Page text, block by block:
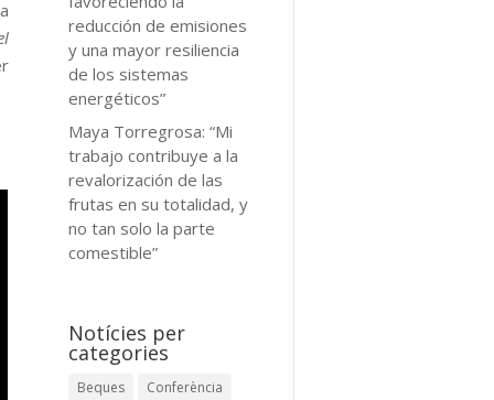
reducción de emisiones
y una mayor resiliencia
de los sistemas
energéticos”
Maya Torregrosa: “Mi
trabajo contribuye a la
revalorización de las
frutas en su totalidad, y
no tan solo la parte
comestible”
Notícies per
categories
Beques
Conferència